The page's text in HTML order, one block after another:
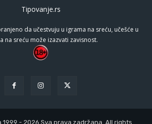
Tipovanje.rs
da učestvuju u igrama na sreću, učešće u
na sreću može izazvati zavisnost.
- 2026 Sva prava zadržana. All rights